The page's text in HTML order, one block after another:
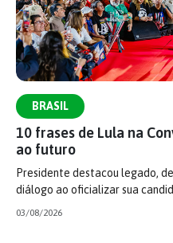
BRASIL
10 frases de Lula na
ao futuro
Presidente destacou legado,
diálogo ao oficializar sua
03/08/2026